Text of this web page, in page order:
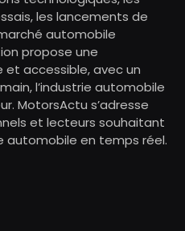
les lancements de
automobile
propose une
accessible, avec un
l’industrie automobile
MotorsActu s’adresse
et lecteurs souhaitant
automobile en temps réel.